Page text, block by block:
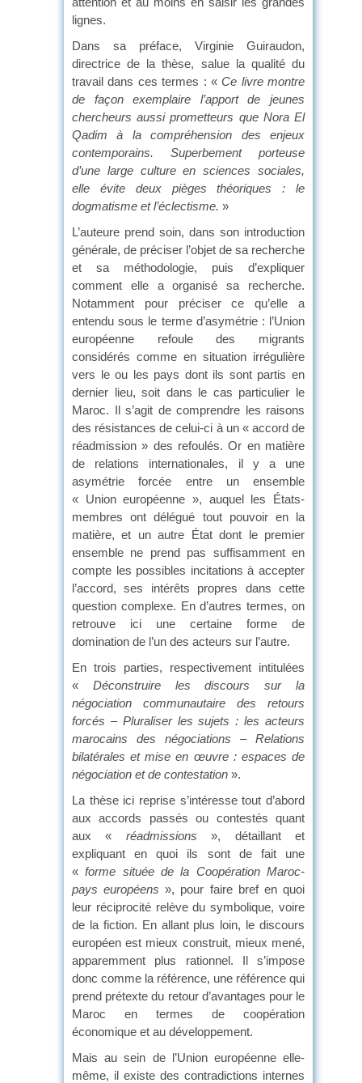
lignes.
Dans sa préface, Virginie Guiraudon,
directrice de la thèse, salue la qualité du
travail dans ces termes : «Ce livre montre
de façon exemplaire l’apport de jeunes
chercheurs aussi prometteurs que Nora El
Qadim à la compréhension des enjeux
contemporains. Superbement porteuse
d’une large culture en sciences sociales,
elle évite deux pièges théoriques : le
dogmatisme et l’éclectisme. »
L’auteure prend soin, dans son introduction
générale, de préciser l’objet de sa recherche
et sa méthodologie, puis d’expliquer
comment elle a organisé sa recherche.
Notamment pour préciser ce qu’elle a
entendu sous le terme d’asymétrie : l’Union
européenne refoule des migrants
considérés comme en situation irrégulière
vers le ou les pays dont ils sont partis en
dernier lieu, soit dans le cas particulier le
Maroc. Il s’agit de comprendre les raisons
des résistances de celui-ci à un « accord de
réadmission » des refoulés. Or en matière
de relations internationales, il y a une
asymétrie forcée entre un ensemble
« Union européenne », auquel les États-
membres ont délégué tout pouvoir en la
matière, et un autre État dont le premier
ensemble ne prend pas suffisamment en
compte les possibles incitations à accepter
l’accord, ses intérêts propres dans cette
question complexe. En d’autres termes, on
retrouve ici une certaine forme de
domination de l’un des acteurs sur l’autre.
En trois parties, respectivement intitulées
« Déconstruire les discours sur la
négociation communautaire des retours
forcés – Pluraliser les sujets : les acteurs
marocains des négociations – Relations
bilatérales et mise en œuvre : espaces de
négociation et de contestation ».
La thèse ici reprise s’intéresse tout d’abord
aux accords passés ou contestés quant
aux « réadmissions », détaillant et
expliquant en quoi ils sont de fait une
«forme située de la Coopération Maroc-
pays européens », pour faire bref en quoi
leur réciprocité relève du symbolique, voire
de la fiction. En allant plus loin, le discours
européen est mieux construit, mieux mené,
apparemment plus rationnel. Il s’impose
donc comme la référence, une référence qui
prend prétexte du retour d’avantages pour le
Maroc en termes de coopération
économique et au développement.
Mais au sein de l’Union européenne elle-
même, il existe des contradictions internes